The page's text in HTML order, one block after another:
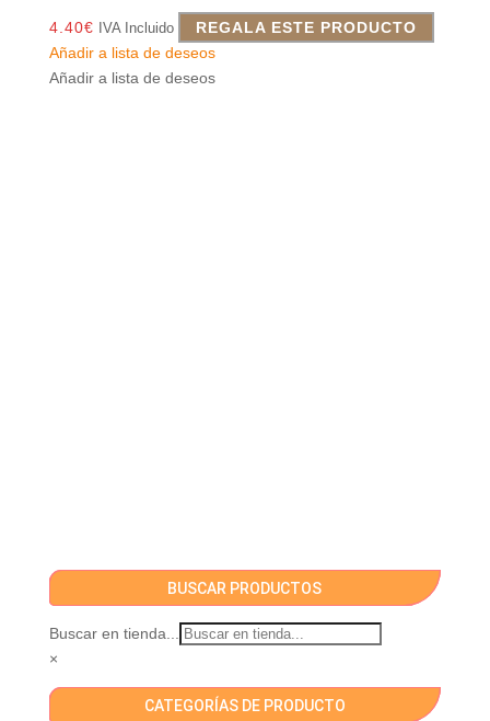
4.40€ IVA Incluido
REGALA ESTE PRODUCTO
Añadir a lista de deseos
Añadir a lista de deseos
BUSCAR PRODUCTOS
Buscar en tienda...
×
CATEGORÍAS DE PRODUCTO